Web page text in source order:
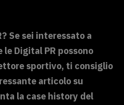
Se sei interessato a
le Digital PR possono
sportivo, ti consiglio
articolo su
la case history del